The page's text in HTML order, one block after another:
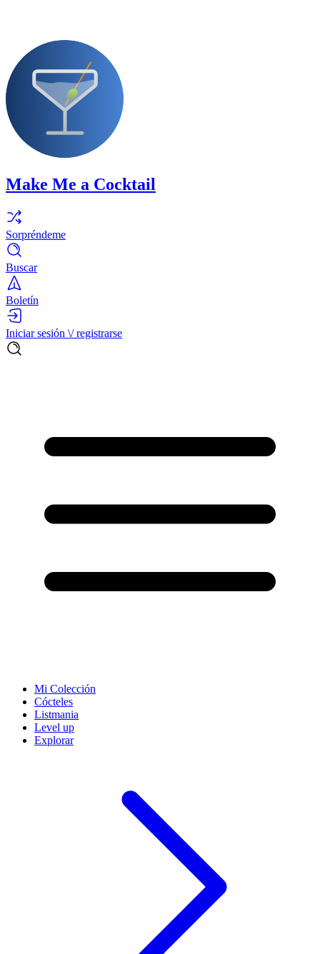
Make Me a Cocktail
Sorpréndeme
Buscar
Boletín
Iniciar sesión \/ registrarse
Mi Colección
Cócteles
Listmania
Level up
Explorar